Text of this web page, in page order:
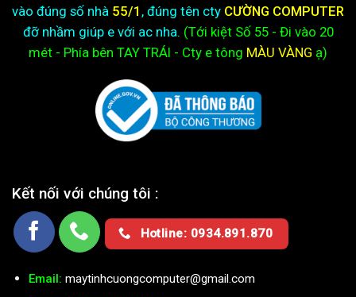
vào đúng số nhà 55/1 , đúng tên cty CƯỜNG COMPUTER
đỡ nhầm giúp e với ac nha. (Tới kiệtSố 55 - Đi vào 20
mét - Phía bên TAY TRÁI - Cty e tông MÀU VÀNG ạ)
Kết nối với chúng tôi :
Hotline: 0934.891.870
Email: maytinhcuongcomputer@gmail.com